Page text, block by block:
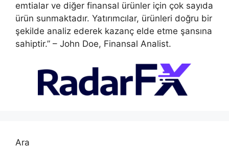
emtialar ve diğer finansal ürünler için çok sayıda
ürün sunmaktadır. Yatırımcılar, ürünleri doğru bir
şekilde analiz ederek kazanç elde etme şansına
sahiptir.” – John Doe, Finansal Analist.
Ara